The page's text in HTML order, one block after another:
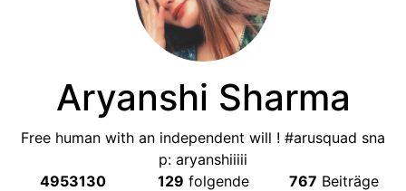
Aryanshi Sharma
Free human with an independent will ! #arusquad sna
p: aryanshiiiii
4953130
129 folgende 767 Beiträge